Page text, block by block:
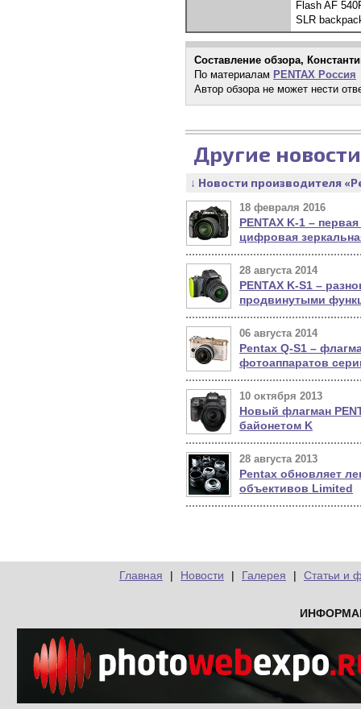
Flash AF
SLR
Составление обзора,
По материалам PENTAX Россия
Автор обзора не может нести
Другие
↓ Новости производителя
18 февраля 2016
PENTAX K-1 –
цифровая
28 августа 2014
PENTAX K-S1 –
продвинутыми
06 августа 2014
Pentax Q-S1 –
фотоаппаратов
10 октября 2013
Новый флагман
байонетом K
28 августа 2013
Pentax обновляет
объективов Limited
Главная | Новости | Галерея | Статьи и